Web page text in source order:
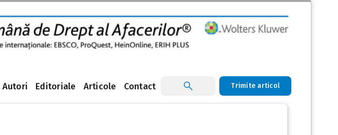
Autori Editoriale Articole Contact Trimite articol